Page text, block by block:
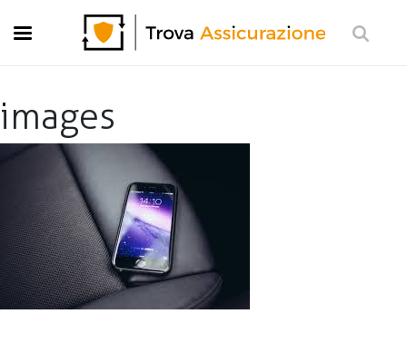
Moto
Pensione
Investimento e risparmio
Preventivo Gratis
images